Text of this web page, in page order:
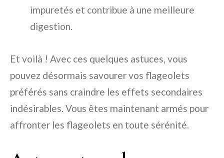
impuretés et contribue à une meilleure
digestion.
Et voilà ! Avec ces quelques astuces, vous
pouvez désormais savourer vos flageolets
préférés sans craindre les effets secondaires
indésirables. Vous êtes maintenant armés pour
affronter les flageolets en toute sérénité.